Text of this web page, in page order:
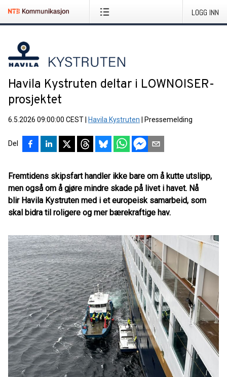
LOGG INN
Havila Kystruten deltar i LOWNOISER-
prosjektet
6.5.2026 09:00:00 CEST Havila Kystruten Pressemelding
Del
Fremtidens skipsfart handler ikke bare om å kutte utslipp,
men også om å gjøre mindre skade på livet i havet. Nå
blir Havila Kystruten med i et europeisk samarbeid, som
skal bidra til roligere og mer bærekraftige hav.